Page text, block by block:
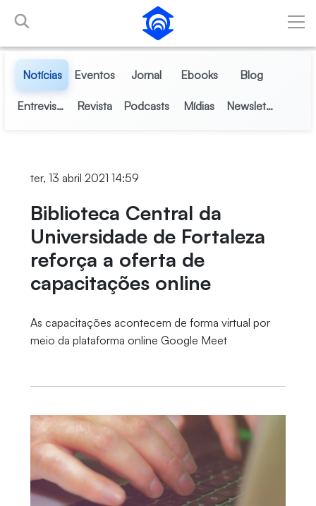
Pular para o Conteúdo principal
Notícias Eventos Jornal Ebooks Blog
Entrevistas Revista Podcasts Mídias Newsletter
ter, 13 abril 2021 14:59
Biblioteca Central da
Universidade de Fortaleza
reforça a oferta de
capacitações online
As capacitações acontecem de forma virtual por
meio da plataforma online Google Meet